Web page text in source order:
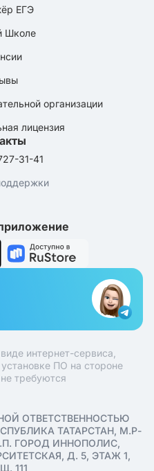
ЕГЭ
Школе
организации
лицензия
31-41
интернет-сервиса,
ПО на стороне
требуются
ОТВЕТСТВЕННОСТЬЮ
ТАТАРСТАН, М.Р-
ГОРОД ИННОПОЛИС,
Д. 5, ЭТАЖ 1,
111